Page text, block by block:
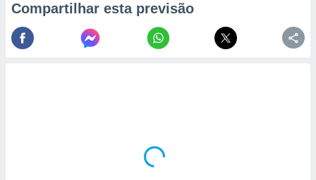
Compartilhar esta previsão